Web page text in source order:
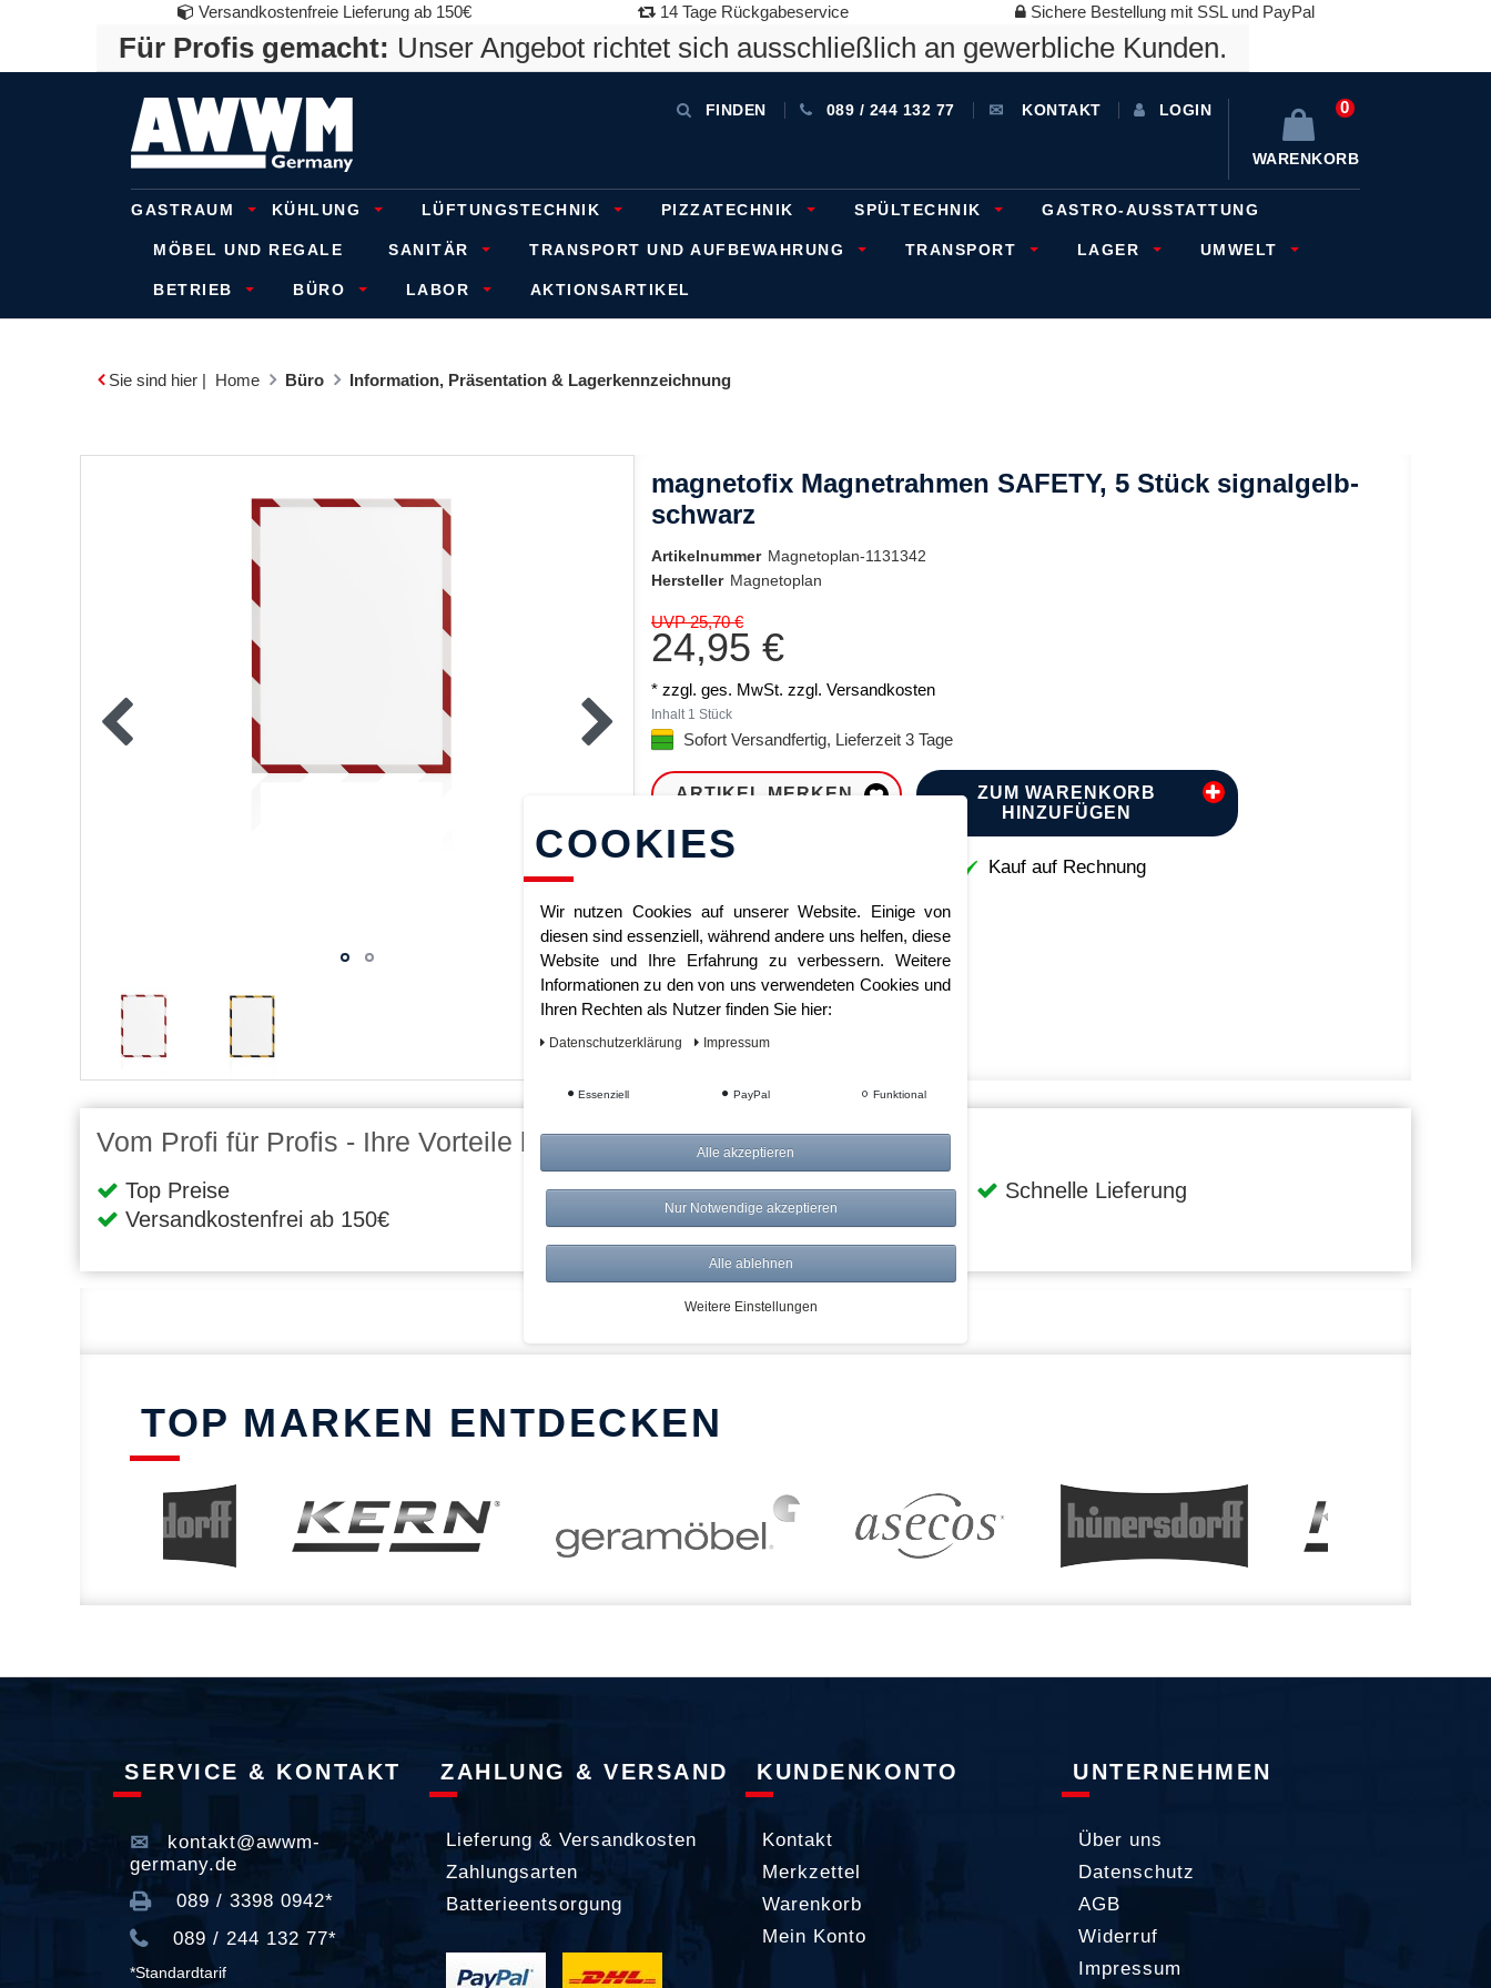
Versandkostenfreie Lieferung ab 150€ 14 Tage Rückgabeservice Sichere Bestellung mit SSL und PayPal
Für Profis gemacht: Unser Angebot richtet sich ausschließlich an gewerbliche Kunden.
FINDEN 089 / 244 132 77 KONTAKT LOGIN 0
WARENKORB
GASTRAUM KÜHLUNG LÜFTUNGSTECHNIK PIZZATECHNIK SPÜLTECHNIK GASTRO-AUSSTATTUNG
MÖBEL UND REGALE SANITÄR TRANSPORT UND AUFBEWAHRUNG TRANSPORT LAGER UMWELT
BETRIEB BÜRO LABOR AKTIONSARTIKEL
Sie sind hier | Home Büro Information, Präsentation & Lagerkennzeichnung
magnetofix Magnetrahmen SAFETY, 5 Stück signalgelb-
schwarz
Artikelnummer Magnetoplan-1131342
Hersteller Magnetoplan
UVP 25,70 €
24,95 €
* zzgl. ges. MwSt. zzgl. Versandkosten
Inhalt 1 Stück
Sofort Versandfertig, Lieferzeit 3 Tage
ARTIKEL MERKEN
ZUM WARENKORB
HINZUFÜGEN
Kauf auf Rechnung
Vom Profi für Profis - Ihre Vorteile bei AWWM:
Top Preise
Versandkostenfrei ab 150€
Risikolos: 14 Tage Rückgabe
Über 20.000 Artikel
Schnelle Lieferung
TOP MARKEN ENTDECKEN
SERVICE & KONTAKT
kontakt@awwm-
germany.de
089 / 3398 0942*
089 / 244 132 77*
*Standardtarif
ZAHLUNG & VERSAND
Lieferung & Versandkosten
Zahlungsarten
Batterieentsorgung
KUNDENKONTO
Kontakt
Merkzettel
Warenkorb
Mein Konto
UNTERNEHMEN
Über uns
Datenschutz
AGB
Widerruf
Impressum
COOKIES
Wir nutzen Cookies auf unserer Website. Einige von
diesen sind essenziell, während andere uns helfen, diese
Website und Ihre Erfahrung zu verbessern. Weitere
Informationen zu den von uns verwendeten Cookies und
Ihren Rechten als Nutzer finden Sie hier:
Daten­schutz­erklärung Impressum
Essenziell PayPal Funktional
Alle akzeptieren
Nur Notwendige akzeptieren
Alle ablehnen
Weitere Einstellungen